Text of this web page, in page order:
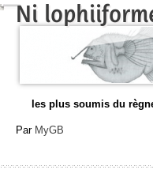
Ni
les plus soumis du
Par MyGB